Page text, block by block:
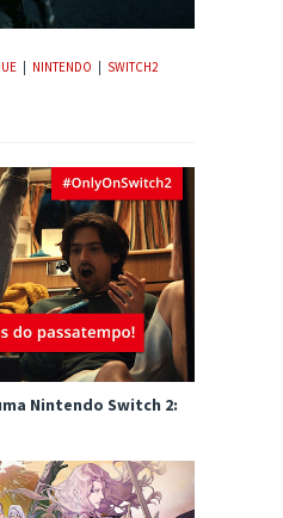
NINTENDO SWITCH2
Nintendo Switch 2: